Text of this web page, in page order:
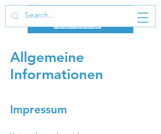
Allgemeine
Informationen
Impressum